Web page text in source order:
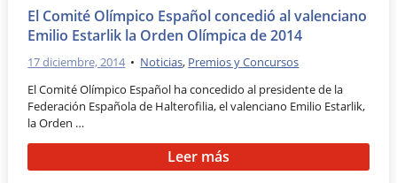
El Comité Olímpico Español concedió al valenciano
Emilio Estarlik la Orden Olímpica de 2014
17 diciembre, 2014 • Noticias, Premios y Concursos
El Comité Olímpico Español ha concedido al presidente de la
Federación Española de Halterofilia, el valenciano Emilio Estarlik,
la Orden …
Leer más